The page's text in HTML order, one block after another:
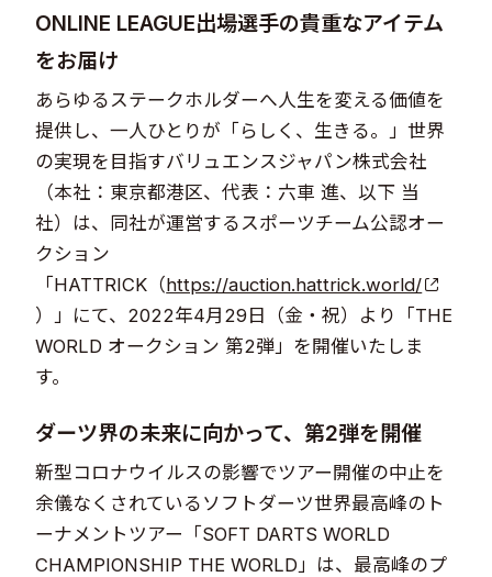
ONLINE LEAGUE出場選手の貴重なアイテム
をお届け
あらゆるステークホルダーへ人生を変える価値を
提供し、一人ひとりが「らしく、生きる。」世界
の実現を目指すバリュエンスジャパン株式会社
（本社：東京都港区、代表：六車 進、以下 当
社）は、同社が運営するスポーツチーム公認オー
クション
「HATTRICK（https://auction.hattrick.world/
）」にて、2022年4月29日（金・祝）より「THE
WORLD オークション 第2弾」を開催いたしま
す。
ダーツ界の未来に向かって、第2弾を開催
新型コロナウイルスの影響でツアー開催の中止を
余儀なくされているソフトダーツ世界最高峰のト
ーナメントツアー「SOFT DARTS WORLD
CHAMPIONSHIP THE WORLD」は、最高峰のプ